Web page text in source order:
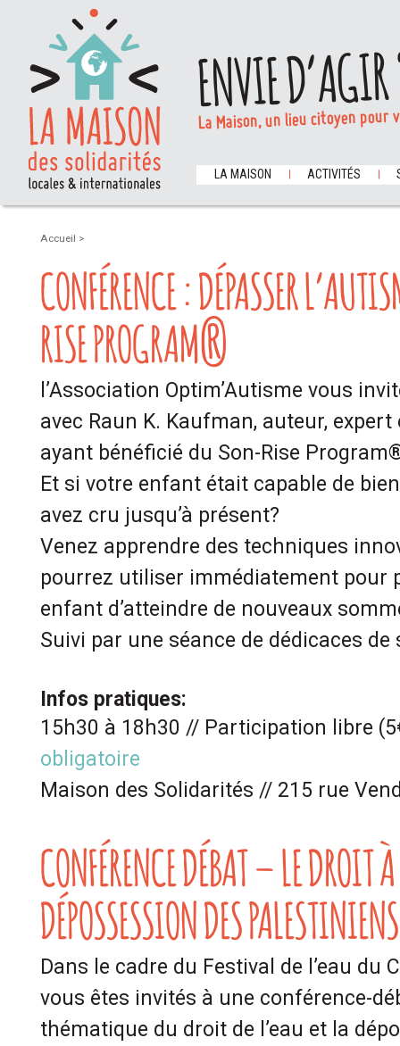
ENVIE
La Maison, un lieu citoyen
LA MAISON ACTIVITÉS
Accueil >
CONFÉRENCE : DÉPASSER
RISE PROGRAM®
l’Association Optim’Autisme vous
avec Raun K. Kaufman, auteur,
ayant bénéficié du Son-Rise
Et si votre enfant était capable de
avez cru jusqu’à présent?
Venez apprendre des techniques
pourrez utiliser immédiatement pour
enfant d’atteindre de nouveaux
Suivi par une séance de dédicaces de
Infos pratiques:
15h30 à 18h30 // Participation libre
obligatoire
Maison des Solidarités // 215 rue
CONFÉRENCE DÉBAT – LE DROIT
DÉPOSSESSION DES PALESTINIENS
Dans le cadre du Festival de l’eau du
vous êtes invités à une conférence-
thématique du droit de l’eau et la